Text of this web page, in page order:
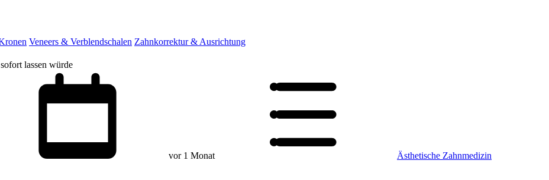
Veneers & Verblendschalen Zahnkorrektur & Ausrichtung
lassen würde
vor 1 Monat Ästhetische Zahnmedizin